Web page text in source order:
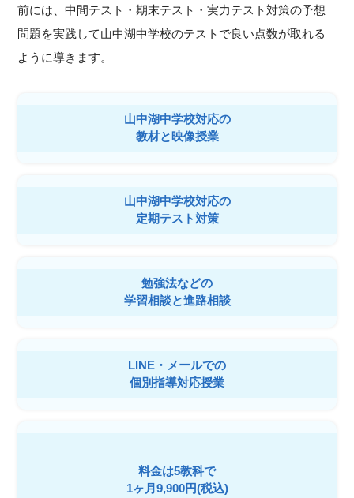
前には、中間テスト・期末テスト・実力テスト対策の予想
問題を実践して山中湖中学校のテストで良い点数が取れる
ように導きます。
山中湖中学校対応の
教材と映像授業
山中湖中学校対応の
定期テスト対策
勉強法などの
学習相談と進路相談
LINE・メールでの
個別指導対応授業
料金は5教科で
1ヶ月9,900円(税込)